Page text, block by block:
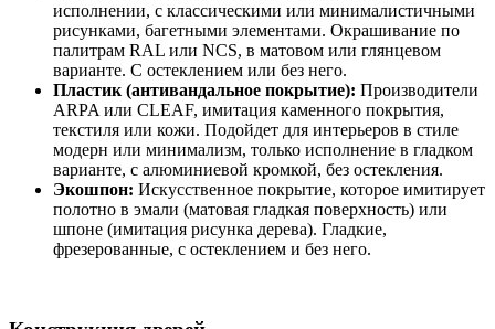
исполнении, с классическими или минималистичными
рисунками, багетными элементами. Окрашивание по
палитрам RAL или NCS, в матовом или глянцевом
варианте. С остеклением или без него.
Пластик (антивандальное покрытие): Производители
ARPA или CLEAF, имитация каменного покрытия,
текстиля или кожи. Подойдет для интерьеров в стиле
модерн или минимализм, только исполнение в гладком
варианте, с алюминиевой кромкой, без остекления.
Экошпон: Искусственное покрытие, которое имитирует
полотно в эмали (матовая гладкая поверхность) или
шпоне (имитация рисунка дерева). Гладкие,
фрезерованные, с остеклением и без него.